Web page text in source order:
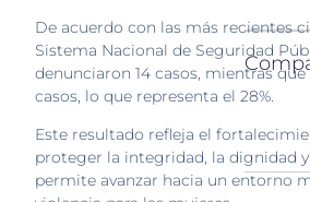
De acuerdo con las más recientes
Sistema Nacional de Seguridad
denunciaron 14 casos, mientras
casos, lo que representa el 28%.
Este resultado refleja el
proteger la integridad, la dignidad
permite avanzar hacia un entorno